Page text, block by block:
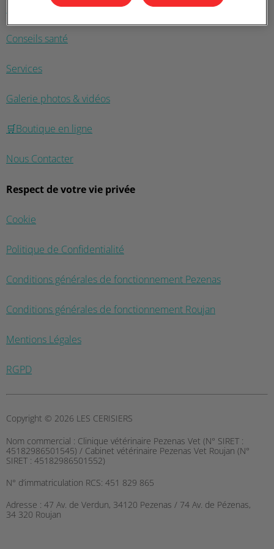
Les Structures
Conseils santé
Services
Galerie photos & vidéos
🛒Boutique en ligne
Nous Contacter
Respect de votre vie privée
Cookie
Politique de Confidentialité
Conditions générales de fonctionnement Pezenas
Conditions générales de fonctionnement Roujan
Mentions Légales
RGPD
Copyright © 2026 LES CERISIERS
Nom commercial : Clinique vétérinaire Pezenas Vet (N° SIRET :
45182986501545) / Cabinet vétérinaire Pezenas Vet Roujan (N°
SIRET : 45182986501552)
N° d’immatriculation RCS: 451 829 865
Adresse : 47 Av. de Verdun, 34120 Pezenas / 74 Av. de Pézenas,
34 320 Roujan